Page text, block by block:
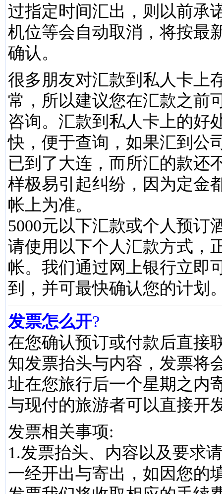
过指定时间汇出，则以前承
机位等会自动取消，将按最
确认。
很多朋友对汇款到私人卡上
常，所以建议您在汇款之前
咨询。汇款到私人卡上的好
快，便于查询，如果汇到公
已到了大连，而所汇的款还
样极易引起纠纷，因为定金
帐上为准。
5000元以下汇款或个人预订
请使用以下个人汇款方式，
帐。我们通过网上银行立即
到，并可最快确认您的计划
发票怎么开?
在您确认预订或付款后直接
知发票抬头与内容，发票将
址在您旅行后一个星期之内
与现付的旅游者可以直接开
发票相关事项:
1.发票抬头、内容以及要求
一经开出与寄出，如因您的